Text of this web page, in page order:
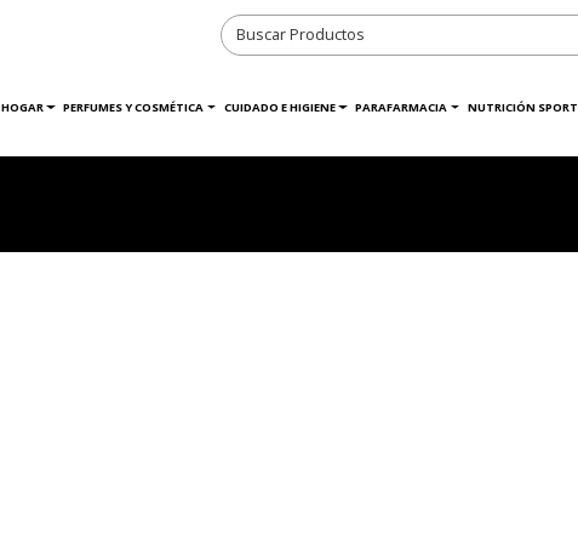
HOGAR PERFUMES Y COSMÉTICA CUIDADO E HIGIENE PARAFARMACIA NUTRICIÓN SPORT